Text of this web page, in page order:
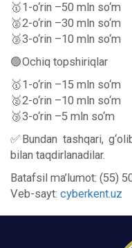
🥇1-o‘rin –50 mln so‘m
🥈2-o‘rin –30 mln so‘m
🥉3-o‘rin –10 mln so‘m
🟢Ochiq topshiriqlar
🥇1-o‘rin –15 mln so‘m
🥈2-o‘rin –10 mln so‘m
🥉3-o‘rin –5 mln so‘m
✅Bundan tashqari,
bilan taqdirlanadilar.
Batafsil ma’lumot: (55)
Veb-sayt: cyberkent.uz